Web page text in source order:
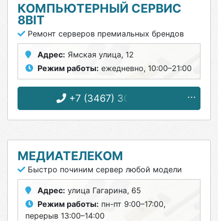
КОМПЬЮТЕРНЫЙ СЕРВИС
8BIT
Ремонт серверов премиальных брендов
Адрес: Ямская улица, 12
Режим работы: ежедневно, 10:00–21:00
+7 (3467) 30-94-77
МЕДИАТЕЛЕКОМ
Быстро починим сервер любой модели
Адрес: улица Гагарина, 65
Режим работы: пн-пт 9:00–17:00,
перерыв 13:00–14:00